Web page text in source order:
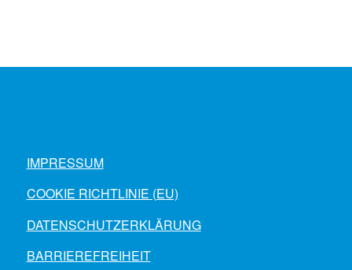
IMPRESSUM
COOKIE RICHTLINIE (EU)
DATENSCHUTZERKLÄRUNG
BARRIEREFREIHEIT